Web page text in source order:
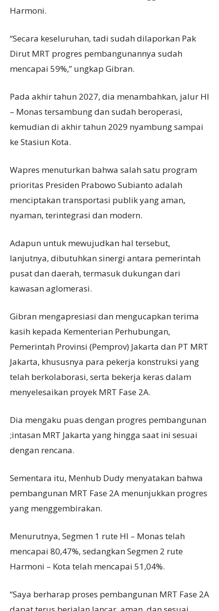
Harmoni.
“Secara keseluruhan, tadi sudah dilaporkan Pak
Dirut MRT progres pembangunannya sudah
mencapai 59%,” ungkap Gibran.
Pada akhir tahun 2027, dia menambahkan, jalur HI
– Monas tersambung dan sudah beroperasi,
kemudian di akhir tahun 2029 nyambung sampai
ke Stasiun Kota.
Wapres menuturkan bahwa salah satu program
prioritas Presiden Prabowo Subianto adalah
menciptakan transportasi publik yang aman,
nyaman, terintegrasi dan modern.
Adapun untuk mewujudkan hal tersebut,
lanjutnya, dibutuhkan sinergi antara pemerintah
pusat dan daerah, termasuk dukungan dari
kawasan aglomerasi.
Gibran mengapresiasi dan mengucapkan terima
kasih kepada Kementerian Perhubungan,
Pemerintah Provinsi (Pemprov) Jakarta dan PT MRT
Jakarta, khususnya para pekerja konstruksi yang
telah berkolaborasi, serta bekerja keras dalam
menyelesaikan proyek MRT Fase 2A.
Dia mengaku puas dengan progres pembangunan
;intasan MRT Jakarta yang hingga saat ini sesuai
dengan rencana.
Sementara itu, Menhub Dudy menyatakan bahwa
pembangunan MRT Fase 2A menunjukkan progres
yang menggembirakan.
Menurutnya, Segmen 1 rute HI – Monas telah
mencapai 80,47%, sedangkan Segmen 2 rute
Harmoni – Kota telah mencapai 51,04%.
“Saya berharap proses pembangunan MRT Fase 2A